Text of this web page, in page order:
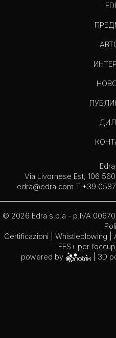
Via Livornese Est, 106
edra@edra.com T +39
© 2026 Edra s.p.a - p.IVA
Certificazioni
Whistleblowing |
FES+ per
powered by
| 3D